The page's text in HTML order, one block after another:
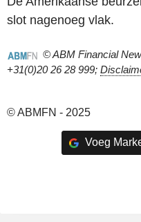
slot nagenoeg vlak.
© ABM Financial
+31(0)20 26 28 999;
© ABMFN - 2025
Voeg